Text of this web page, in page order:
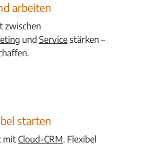
arbeiten
zwischen
und Servicestärken –
starten
mit Cloud-CRM. Flexibel